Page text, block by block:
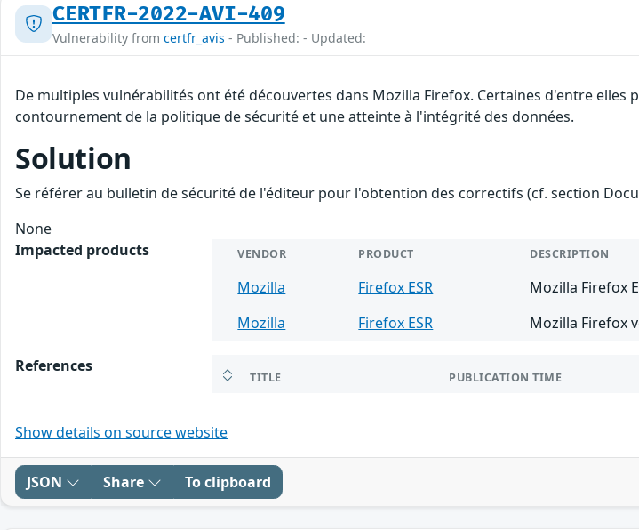
CERTFR-2022-AVI-409
Vulnerability from certfr_avis - Published: - Updated:
De multiples vulnérabilités ont été découvertes dans Mozilla Firefox. Certaines d'entre
contournement de la politique de sécurité et une atteinte à l'intégrité des données.
Solution
Se référer au bulletin de sécurité de l'éditeur pour l'obtention des correctifs (cf. section
None
Impacted products
VENDOR PRODUCT DESCRIPTION
Mozilla Firefox ESR
Mozilla Firefox
Mozilla
Firefox ESR Mozilla Firefox
References
TITLE PUBLICATION TIME
Show details on source website
JSON Share To clipboard